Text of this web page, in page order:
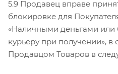
5.9 Продавец вправе
блокировке для
«Наличными деньгами или
курьеру при получении»,
Продавцом Товаров в